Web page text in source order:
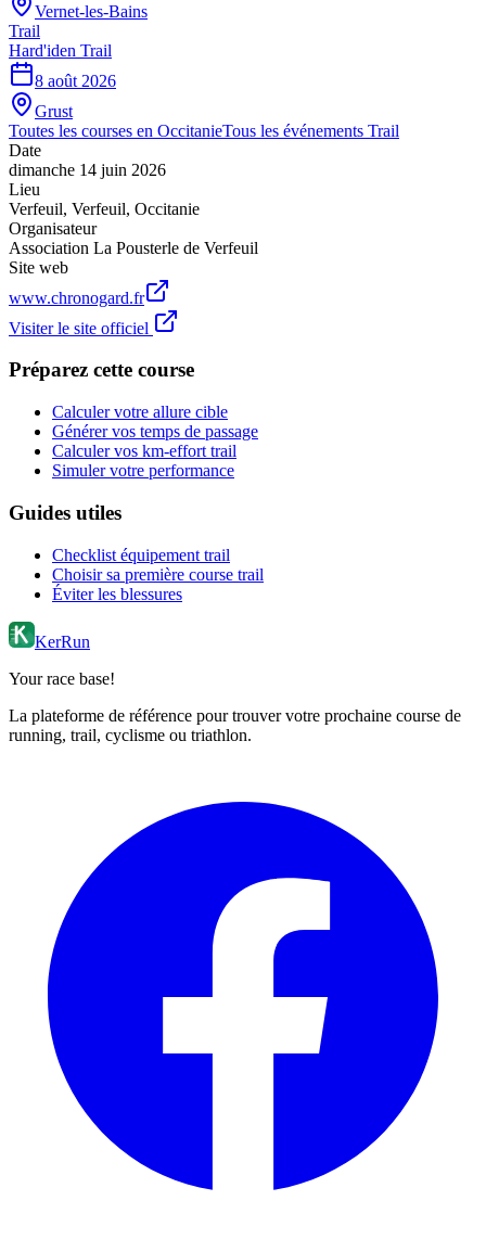
Vernet-les-Bains
Trail
Hard'iden Trail
8 août 2026
Grust
Toutes les courses en OccitanieTous les événements Trail
Date
dimanche 14 juin 2026
Lieu
Verfeuil, Verfeuil, Occitanie
Organisateur
Association La Pousterle de Verfeuil
Site web
www.chronogard.fr
Visiter le site officiel
Préparez cette course
Calculer votre allure cible
Générer vos temps de passage
Calculer vos km-effort trail
Simuler votre performance
Guides utiles
Checklist équipement trail
Choisir sa première course trail
Éviter les blessures
KerRun
Your race base!
La plateforme de référence pour trouver votre prochaine course de
running, trail, cyclisme ou triathlon.